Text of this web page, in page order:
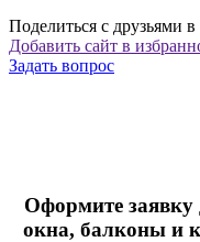
Поделиться с друзьями
Добавить сайт в
Задать вопрос
Оформите
окна, балконы и